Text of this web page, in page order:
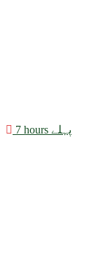
7 hours پہلے